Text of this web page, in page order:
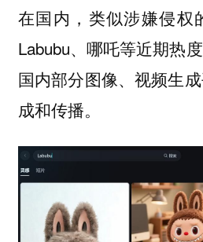
在国内，类似涉嫌侵权
Labubu、哪吒等近期热
国内部分图像、视频生
成和传播。